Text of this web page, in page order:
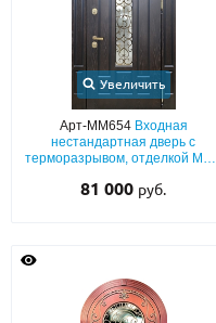
Увеличить
Арт-ММ654 Входная
нестандартная дверь с
терморазрывом, отделкой МДФ
и боковыми вставками
81 000 руб.